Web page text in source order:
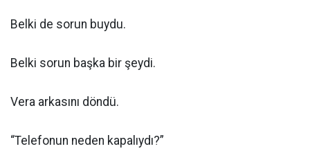
Belki de sorun buydu.
Belki sorun başka bir şeydi.
Vera arkasını döndü.
“Telefonun neden kapalıydı?”